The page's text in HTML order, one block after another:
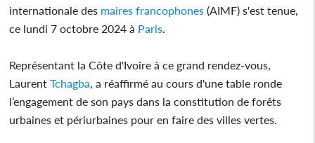
internationale des maires francophones (AIMF) s'est tenue,
ce lundi 7 octobre 2024 à Paris
Représentant la Côte d'Ivoire à ce grand rendez-vous,
Laurent Tchagba , a réaffirmé au cours d'une table ronde
l’engagement de son pays dans la constitution de forêts
urbaines et périurbaines pour en faire des villes vertes.